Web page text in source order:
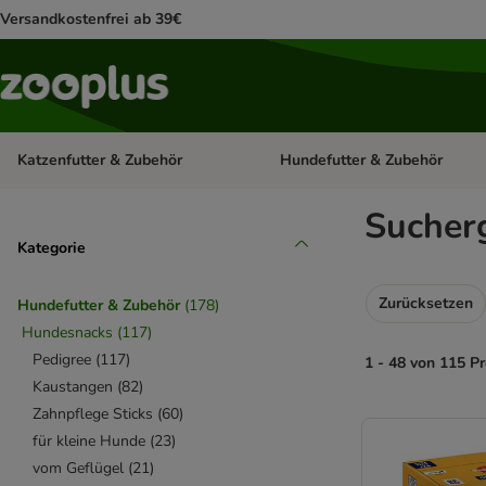
Versandkostenfrei ab 39€
Katzenfutter & Zubehör Kategorie-Menü öffnen:
Hundefutter & Zubehör
Kategorie
Hundefutter & Zubehör (178)
Hundesnacks (117)
Pedigree (117)
Kaustangen (82)
Zahnpflege Sticks (60)
für kleine Hunde (23)
vom Geflügel (21)
Zurücksetzen
1 - 48 von 115